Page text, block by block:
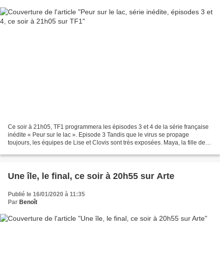
Ce soir à 21h05, TF1 programmera les épisodes 3 et 4 de la série française
inédite « Peur sur le lac ». Episode 3 Tandis que le virus se propage
toujours, les équipes de Lise et Clovis sont très exposées. Maya, la fille de la
Une île, le final, ce soir à 20h55 sur Arte
Publié le 16/01/2020 à 11:35
Par Benoît